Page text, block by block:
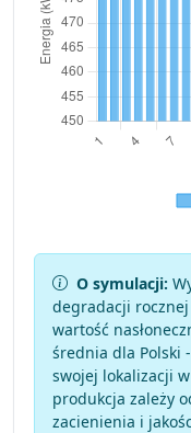
O symulacji:
degradacji
wartość
średnia dla Polski
swojej lokalizacji w
produkcja zależy
zacienienia i